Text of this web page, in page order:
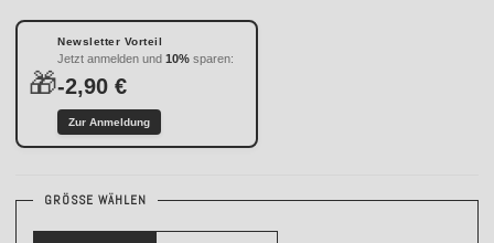
🎁
Newsletter Vorteil
Jetzt anmelden und 10% sparen:
-2,90 €
Zur Anmeldung
GRÖSSE WÄHLEN